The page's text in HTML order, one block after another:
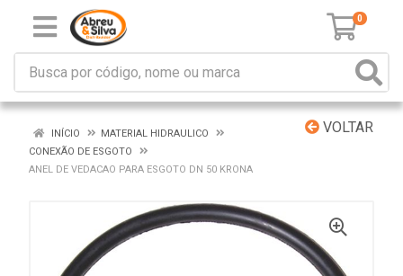
0
VOLTAR
INÍCIO
MATERIAL HIDRAULICO
CONEXÃO DE ESGOTO
ANEL DE VEDACAO PARA ESGOTO DN 50 KRONA